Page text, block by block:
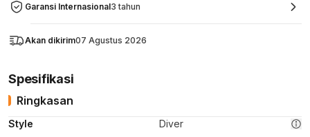
Garansi Internasional3 tahun
Akan dikirim07 Agustus 2026
Spesifikasi
Ringkasan
Style Diver